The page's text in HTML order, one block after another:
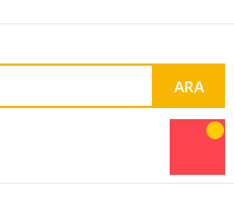
ARA